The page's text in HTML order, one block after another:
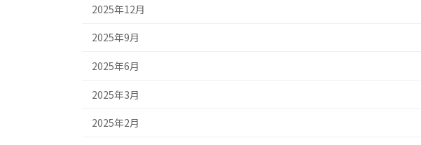
2025年12月
2025年9月
2025年6月
2025年3月
2025年2月